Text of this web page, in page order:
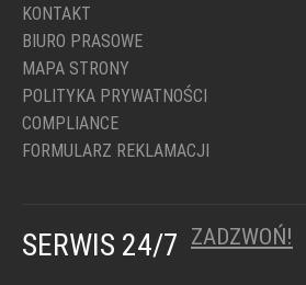
KONTAKT
BIURO PRASOWE
MAPA STRONY
POLITYKA PRYWATNOŚCI
COMPLIANCE
FORMULARZ REKLAMACJI
SERWIS 24/7 ZADZWOŃ!